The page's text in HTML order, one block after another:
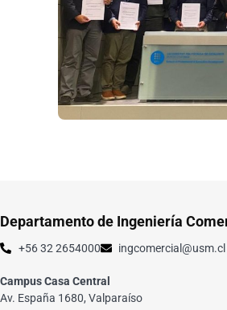
Departamento de Ingeniería
+56 32 2654000 ingcomercial@usm.cl
Campus Casa Central
Av. España 1680, Valparaíso